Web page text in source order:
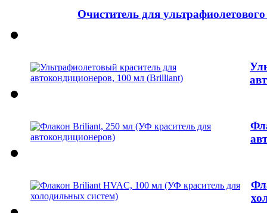
Очиститель для